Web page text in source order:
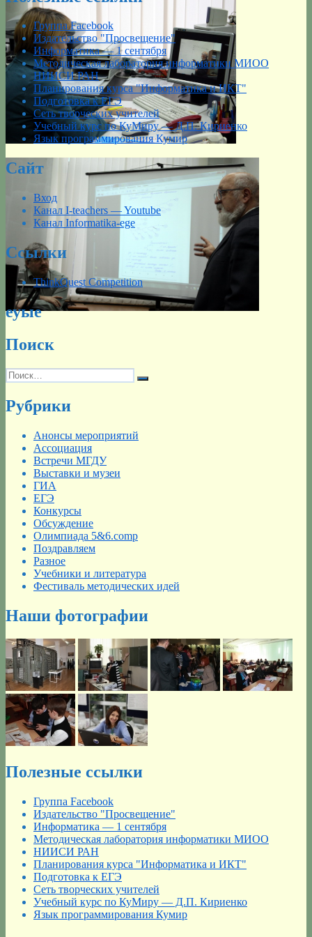
Группа Facebook
Издательство "Просвещение"
Информатика — 1 сентября
Методическая лаборатория информатики МИОО
НИИСИ РАН
Планирования курса "Информатика и ИКТ"
Подготовка к ЕГЭ
Сеть творческих учителей
Учебный курс по КуМиру — Д.П. Кириенко
Язык программирования Кумир
Сайт
Вход
Канал I-teachers — Youtube
Канал Informatika-ege
Ссылки
ThinkQuest Competition
еуые
Поиск
Искать:
Поиск
Рубрики
Анонсы мероприятий
Ассоциация
Встречи МГДУ
Выставки и музеи
ГИА
ЕГЭ
Конкурсы
Обсуждение
Олимпиада 5&6.comp
Поздравляем
Разное
Учебники и литература
Фестиваль методических идей
Наши фотографии
Полезные ссылки
Группа Facebook
Издательство "Просвещение"
Информатика — 1 сентября
Методическая лаборатория информатики МИОО
НИИСИ РАН
Планирования курса "Информатика и ИКТ"
Подготовка к ЕГЭ
Сеть творческих учителей
Учебный курс по КуМиру — Д.П. Кириенко
Язык программирования Кумир